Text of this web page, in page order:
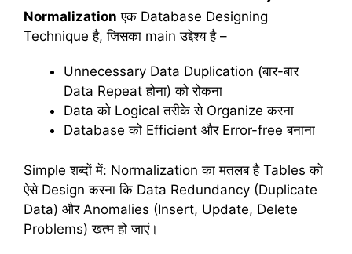
Normalization एक Database Designing
Technique है, जिसका main उद्देश्य है –
Unnecessary Data Duplication (बार-बार
Data Repeat होना) को रोकना
Data को Logical तरीके से Organize करना
Database को Efficient और Error-free बनाना
Simple शब्दों में: Normalization का मतलब है Tables को
ऐसे Design करना कि Data Redundancy (Duplicate
Data) और Anomalies (Insert, Update, Delete
Problems) खत्म हो जाएं।